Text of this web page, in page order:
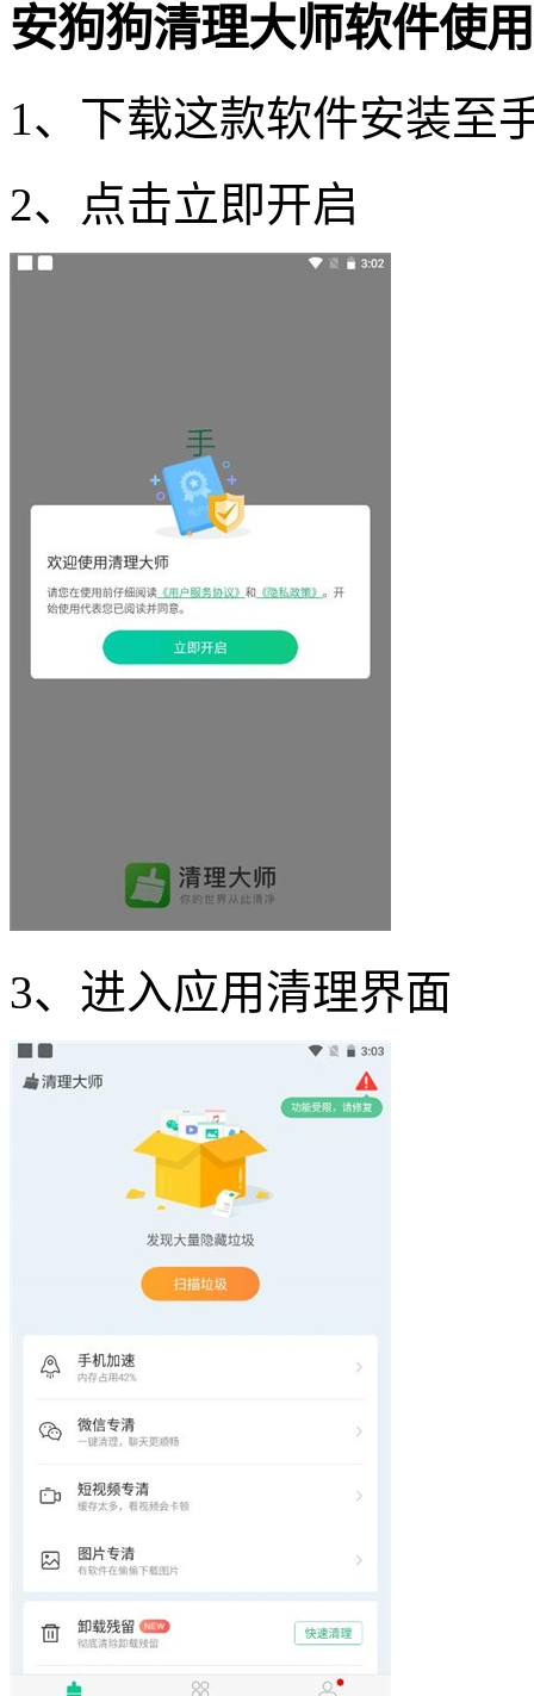
安狗狗清理大师软件使
1、下载这款软件安装至
2、点击立即开启
3、进入应用清理界面